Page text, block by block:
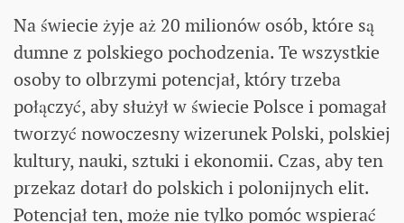
Na świecie żyje aż 20 milionów osób, które są
dumne z polskiego pochodzenia. Te wszystkie
osoby to olbrzymi potencjał, który trzeba
połączyć, aby służył w świecie Polsce i pomagał
tworzyć nowoczesny wizerunek Polski, polskiej
kultury, nauki, sztuki i ekonomii. Czas, aby ten
przekaz dotarł do polskich i polonijnych elit.
Potencjał ten, może nie tylko pomóc wspierać